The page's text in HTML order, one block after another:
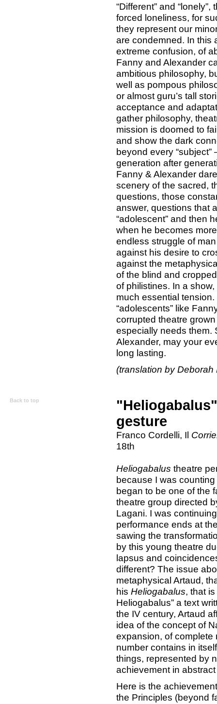
“Different” and
forced loneliness, for
they represent our
are condemned. In this
extreme confusion, of
Fanny and Alexander
ambitious philosophy,
well as pompous
or almost guru’s tall
acceptance and
gather philosophy,
mission is doomed to
and show the dark
beyond every
generation after
Fanny & Alexander
scenery of the sacred,
questions, those
answer, questions that
“adolescent” and then
when he becomes
endless struggle of
against his desire to
against the
of the blind and
of philistines. In a
much essential
“adolescents” like
corrupted theatre
especially needs them.
Alexander, may your
long lasting.
(translation by Deborah
Back to top
gesture
Franco Cordelli, Il
18th
Heliogabalus theatre
because I was
began to be one of the
theatre group directed
Lagani. I was
performance ends at
sawing the
by this young theatre
lapsus and
different? The issue
metaphysical Artaud,
his Heliogabalus, that
Heliogabalus” a text
the IV century, Artaud
idea of the concept of
expansion, of complete
number contains in
things, represented by
achievement in
Here is the
the Principles (beyond